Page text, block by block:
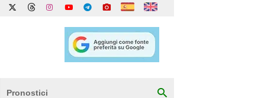
Pronostici